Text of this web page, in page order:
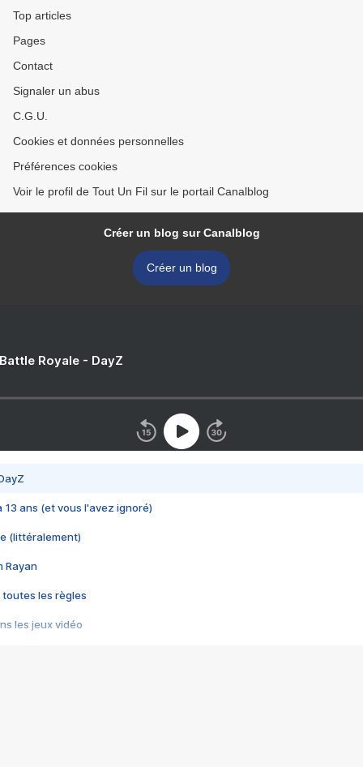
Top articles
Pages
Contact
Signaler un abus
C.G.U.
Cookies et données personnelles
Préférences cookies
Voir le profil de Tout Un Fil sur le portail Canalblog
Créer un blog sur Canalblog
Créer un blog
Royale - DayZ
13 ans (et vous l'avez ignoré)
(littéralement)
Rayan
toutes les règles
les jeux vidéo